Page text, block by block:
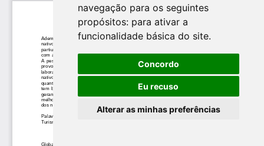
navegação para os seguintes
propósitos: para ativar a
funcionalidade básica do site.
Concordo
Eu recuso
Alterar as minhas preferências